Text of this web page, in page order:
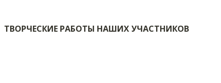
ТВОРЧЕСКИЕ РАБОТЫ НАШИХ УЧАСТНИКОВ